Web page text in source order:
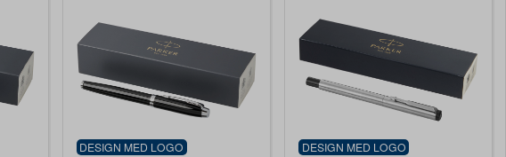
DESIGN MED LOGO DESIGN MED LOGO